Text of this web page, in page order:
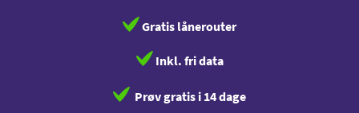
Gratis lånerouter
Inkl. fri data
Prøv gratis i 14 dage